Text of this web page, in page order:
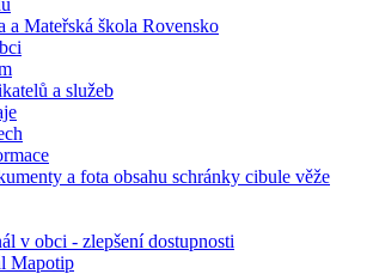
a Mateřská škola Rovensko
a služeb
a fota obsahu schránky cibule věže
v obci - zlepšení dostupnosti
Mapotip